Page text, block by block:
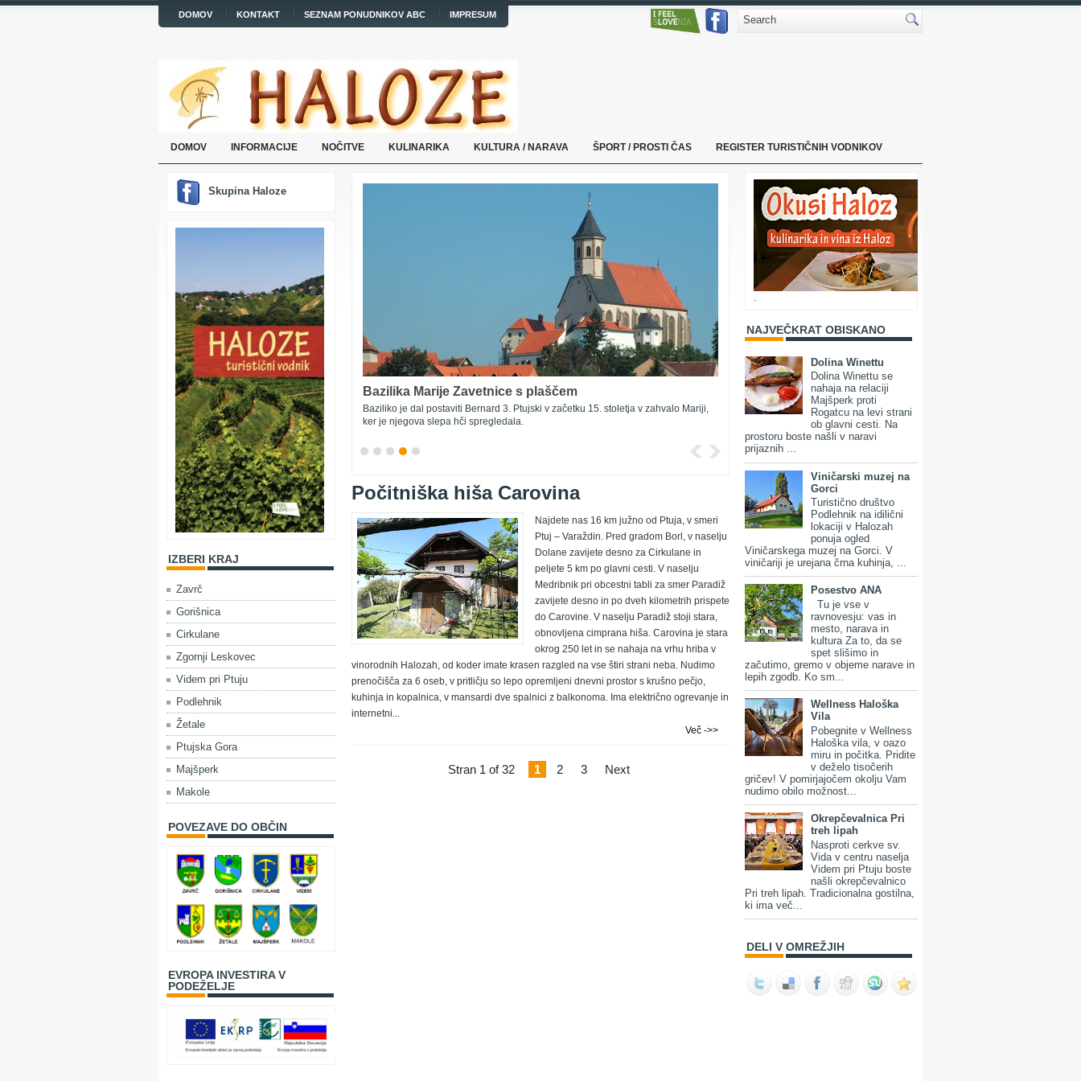
DOMOV KONTAKT SEZNAM PONUDNIKOV ABC IMPRESUM
DOMOV INFORMACIJE NOČITVE KULINARIKA KULTURA / NARAVA ŠPORT / PROSTI ČAS REGISTER TURISTIČNIH VODNIKOV
Skupina Haloze
IZBERI KRAJ
Zavrč
Gorišnica
Cirkulane
Zgornji Leskovec
Videm pri Ptuju
Podlehnik
Žetale
Ptujska Gora
Majšperk
Makole
POVEZAVE DO OBČIN
EVROPA INVESTIRA V
PODEŽELJE
Bazilika Marije Zavetnice s plaščem
Baziliko je dal postaviti Bernard 3. Ptujski v začetku 15. stoletja v zahvalo Mariji,
ker je njegova slepa hči spregledala.
Počitniška hiša Carovina
Najdete nas 16 km južno od Ptuja, v smeri
Ptuj – Varaždin. Pred gradom Borl, v naselju
Dolane zavijete desno za Cirkulane in
peljete 5 km po glavni cesti. V naselju
Medribnik pri obcestni tabli za smer Paradiž
zavijete desno in po dveh kilometrih prispete
do Carovine. V naselju Paradiž stoji stara,
obnovljena cimprana hiša. Carovina je stara
okrog 250 let in se nahaja na vrhu hriba v
vinorodnih Halozah, od koder imate krasen razgled na vse štiri strani neba. Nudimo
prenočišča za 6 oseb, v pritličju so lepo opremljeni dnevni prostor s krušno pečjo,
kuhinja in kopalnica, v mansardi dve spalnici z balkonoma. Ima električno ogrevanje in
internetni...
Več ->>
Stran 1 of 32 1 2 3 Next
NAJVEČKRAT OBISKANO
Dolina Winettu
Dolina Winettu se
nahaja na relaciji
Majšperk proti
Rogatcu na levi strani
ob glavni cesti. Na
prostoru boste našli v naravi
prijaznih ...
Viničarski muzej na
Gorci
Turistično društvo
Podlehnik na idilični
lokaciji v Halozah
ponuja ogled
Viničarskega muzej na Gorci. V
viničariji je urejana črna kuhinja, ...
Posestvo ANA
Tu je vse v
ravnovesju: vas in
mesto, narava in
kultura Za to, da se
spet slišimo in
začutimo, gremo v objeme narave in
lepih zgodb. Ko sm...
Wellness Haloška
Vila
Pobegnite v Wellness
Haloška vila, v oazo
miru in počitka. Pridite
v deželo tisočerih
gričev! V pomirjajočem okolju Vam
nudimo obilo možnost...
Okrepčevalnica Pri
treh lipah
Nasproti cerkve sv.
Vida v centru naselja
Videm pri Ptuju boste
našli okrepčevalnico
Pri treh lipah. Tradicionalna gostilna,
ki ima več...
DELI V OMREŽJIH